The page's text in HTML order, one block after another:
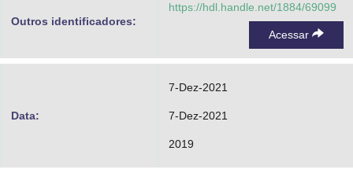
Outros identificadores:
https://hdl.handle.net/1884/69099
Acessar
Data:
7-Dez-2021
7-Dez-2021
2019